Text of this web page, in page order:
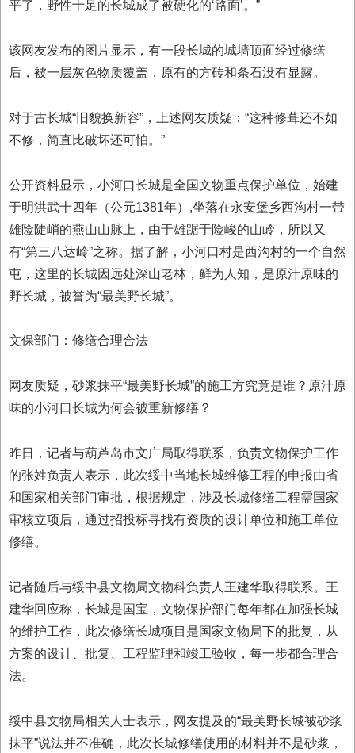
平了，野性十足的长城成了被硬化的‘路面’。”
该网友发布的图片显示，有一段长城的城墙顶面经过修缮
后，被一层灰色物质覆盖，原有的方砖和条石没有显露。
对于古长城“旧貌换新容”，上述网友质疑：“这种修葺还不如
不修，简直比破坏还可怕。”
公开资料显示，小河口长城是全国文物重点保护单位，始建
于明洪武十四年（公元1381年）,坐落在永安堡乡西沟村一带
雄险陡峭的燕山山脉上，由于雄踞于险峻的山岭，所以又
有“第三八达岭”之称。据了解，小河口村是西沟村的一个自然
屯，这里的长城因远处深山老林，鲜为人知，是原汁原味的
野长城，被誉为“最美野长城”。
文保部门：修缮合理合法
网友质疑，砂浆抹平“最美野长城”的施工方究竟是谁？原汁原
味的小河口长城为何会被重新修缮？
昨日，记者与葫芦岛市文广局取得联系，负责文物保护工作
的张姓负责人表示，此次绥中当地长城维修工程的申报由省
和国家相关部门审批，根据规定，涉及长城修缮工程需国家
审核立项后，通过招投标寻找有资质的设计单位和施工单位
修缮。
记者随后与绥中县文物局文物科负责人王建华取得联系。王
建华回应称，长城是国宝，文物保护部门每年都在加强长城
的维护工作，此次修缮长城项目是国家文物局下的批复，从
方案的设计、批复、工程监理和竣工验收，每一步都合理合
法。
绥中县文物局相关人士表示，网友提及的“最美野长城被砂浆
抹平”说法并不准确，此次长城修缮使用的材料并不是砂浆，